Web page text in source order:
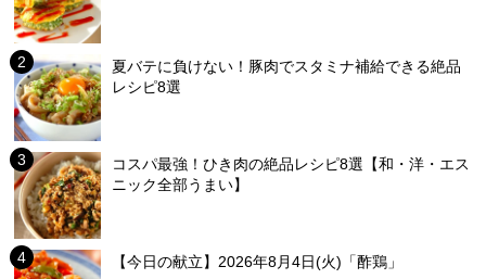
夏バテに負けない！豚肉でスタミナ補給できる絶品
レシピ8選
コスパ最強！ひき肉の絶品レシピ8選【和・洋・エス
ニック全部うまい】
【今日の献立】2026年8月4日(火)「酢鶏」